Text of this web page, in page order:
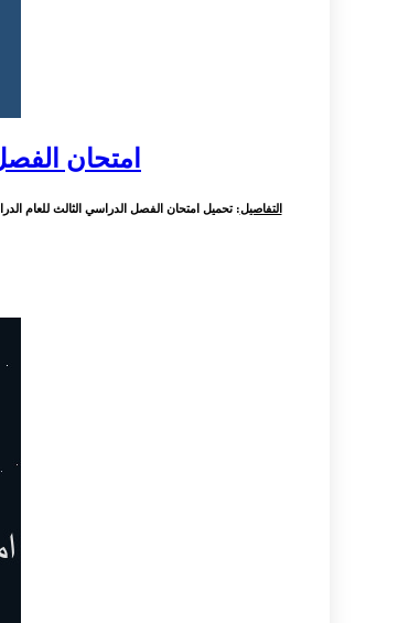
امتحان الفصل الدراسي
التفاصيل: تحميل امتحان الفصل الدراسي الثالث للعام